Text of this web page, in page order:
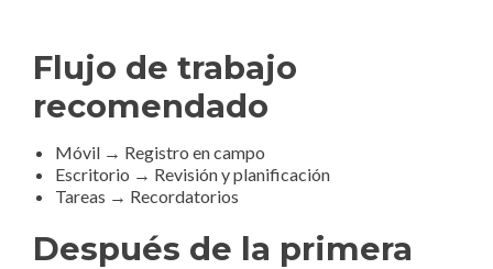
Flujo de trabajo
recomendado
Móvil → Registro en campo
Escritorio → Revisión y planificación
Tareas → Recordatorios
Después de la primera